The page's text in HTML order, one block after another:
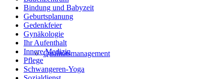
Qualitätsmanagement
Bindung und Babyzeit
Geburtsplanung
Gedenkfeier
Gynäkologie
Ihr Aufenthalt
Innere Medizin
Pflege
Schwangeren-Yoga